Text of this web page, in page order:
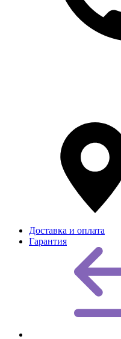
Доставка и оплата
Гарантия